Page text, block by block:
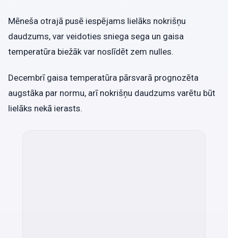
Mēneša otrajā pusē iespējams lielāks nokrišņu
daudzums, var veidoties sniega sega un gaisa
temperatūra biežāk var noslīdēt zem nulles.
Decembrī gaisa temperatūra pārsvarā prognozēta
augstāka par normu, arī nokrišņu daudzums varētu būt
lielāks nekā ierasts.